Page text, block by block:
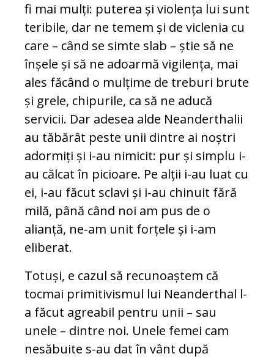
fi mai mulți: puterea și violența lui sunt
teribile, dar ne temem și de viclenia cu
care – când se simte slab – știe să ne
înșele și să ne adoarmă vigilența, mai
ales făcând o mulțime de treburi brute
și grele, chipurile, ca să ne aducă
servicii. Dar adesea alde Neanderthalii
au tăbărât peste unii dintre ai noștri
adormiți și i-au nimicit: pur și simplu i-
au călcat în picioare. Pe alții i-au luat cu
ei, i-au făcut sclavi și i-au chinuit fără
milă, până când noi am pus de o
alianță, ne-am unit forțele și i-am
eliberat.
Totuși, e cazul să recunoaștem că
tocmai primitivismul lui Neanderthal l-
a făcut agreabil pentru unii – sau
unele – dintre noi. Unele femei cam
nesăbuite s-au dat în vânt după